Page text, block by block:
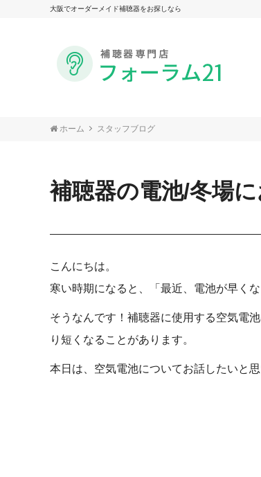
大阪でオーダーメイド補聴器をお探しなら
ホーム スタッフブログ
補聴器の電池/冬場
こんにちは。
寒い時期になると、「最近、電池が早く
そうなんです！補聴器に使用する空気電
り短くなることがあります。
本日は、空気電池についてお話したいと思